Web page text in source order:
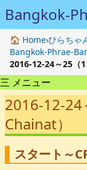
Bangkok-
🏠 Home›ひらちゃ
Bangkok-Phrae-
2016-12-24～25（
三 メニュー
2016-12-24
Chainat）
スタート～